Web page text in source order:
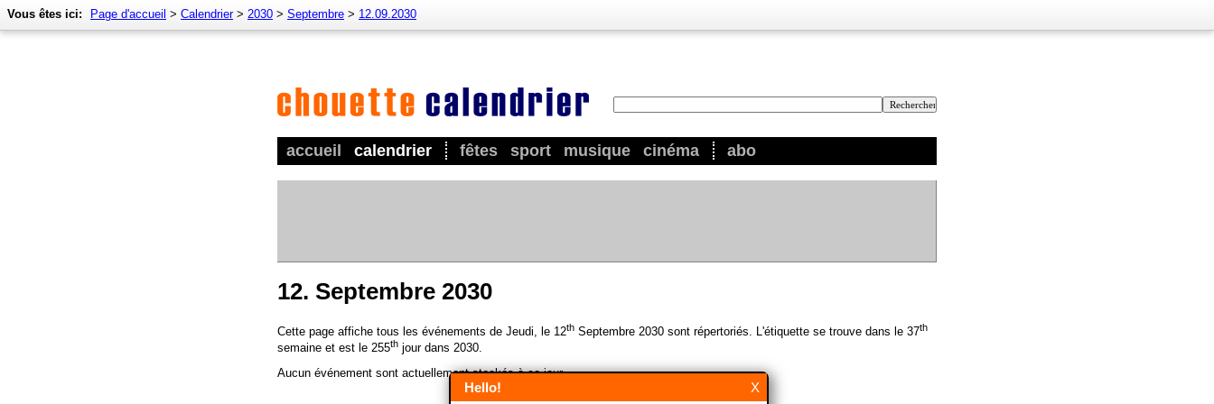
accueil calendrier fêtes sport musique cinéma abo
Vous êtes ici: Page d'accueil > Calendrier> 2030 > Septembre > 12.09.2030
12. Septembre 2030
Cette page affiche tous les événements de Jeudi, le 12th Septembre 2030 sont répertoriés. L'étiquette se trouve dans le 37th
semaine et est le 255th jour dans 2030.
Aucun événement sont actuellement stockés à ce jour.
X
Hello!